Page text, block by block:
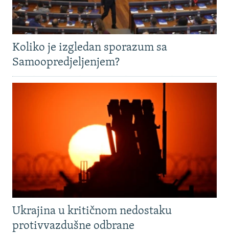
Koliko je izgledan sporazum sa
Samoopredjeljenjem?
Ukrajina u kritičnom nedostaku
protivvazdušne odbrane